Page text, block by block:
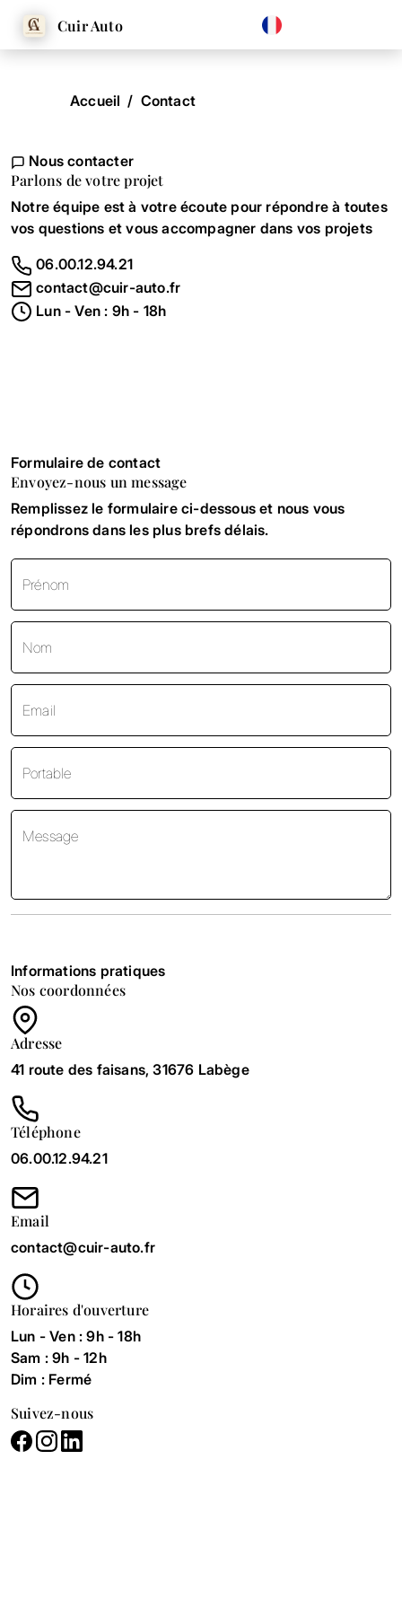
Cuir Auto
Prestations
Accueil Contact
Nous contacter
Parlons de votre projet
Notre équipe est à votre écoute pour répondre à toutes
vos questions et vous accompagner dans vos projets
06.00.12.94.21
contact@cuir-auto.fr
Lun - Ven : 9h - 18h
Formulaire de contact
Envoyez-nous un message
Remplissez le formulaire ci-dessous et nous vous
répondrons dans les plus brefs délais.
Prénom
Nom
Email
Portable
Message
Informations pratiques
Nos coordonnées
Adresse
41 route des faisans, 31676 Labège
Téléphone
06.00.12.94.21
Email
contact@cuir-auto.fr
Horaires d'ouverture
Lun - Ven : 9h - 18h
Sam : 9h - 12h
Dim : Fermé
Suivez-nous